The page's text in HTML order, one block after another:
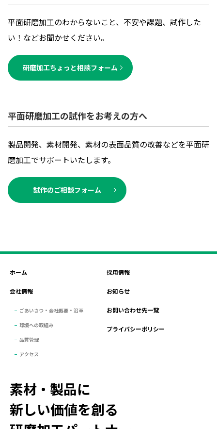
平面研磨加工のわからないこと、不安や課題、試作した
い！などお聞かせください。
研磨加工ちょっと相談フォーム
平面研磨加工の試作をお考えの方へ
製品開発、素材開発、素材の表面品質の改善などを平面研
磨加工でサポートいたします。
試作のご相談フォーム
素材・製品に
新しい価値を創る
ホーム
会社情報
ごあいさつ・会社概要・沿革
環境への取組み
品質管理
アクセス
採用情報
お知らせ
お問い合わせ先一覧
プライバシーポリシー